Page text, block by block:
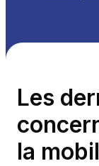
Les
la